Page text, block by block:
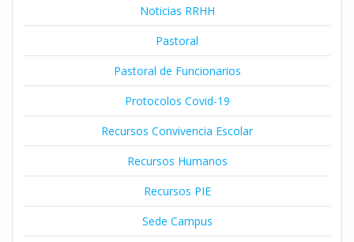
Noticias RRHH
Pastoral
Pastoral de Funcionarios
Protocolos Covid-19
Recursos Convivencia Escolar
Recursos Humanos
Recursos PIE
Sede Campus